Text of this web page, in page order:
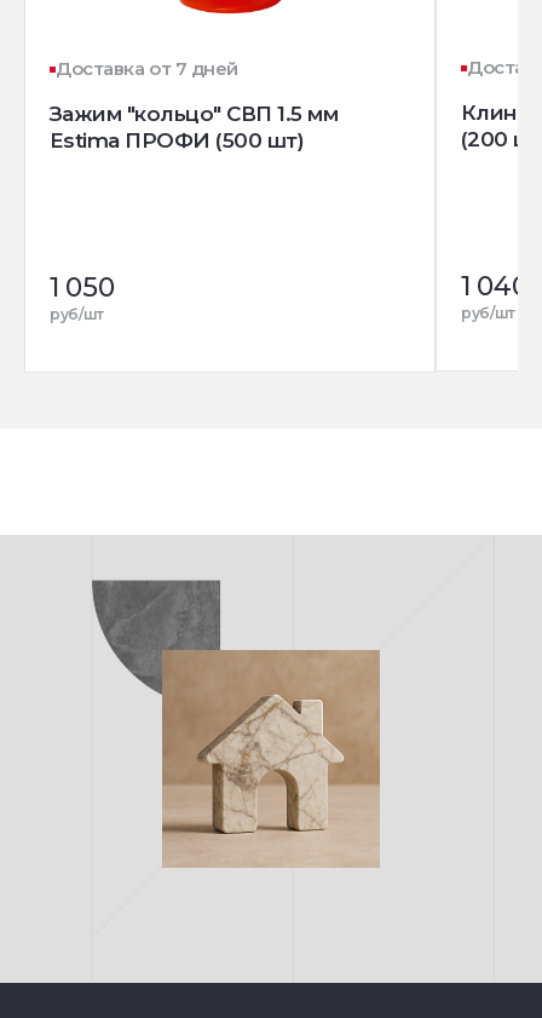
Доставка от 7 дней
Зажим "кольцо" СВП 1.5 мм
Estima ПРОФИ (500 шт)
1 050
руб/шт
Клин
(200
1 040
руб/шт